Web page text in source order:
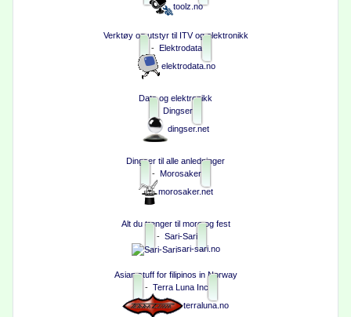
toolz.no
Verktøy og utstyr til ITV og elektronikk
- Elektrodata
elektrodata.no
Data og elektronikk
Dingser
dingser.net
Dingser til alle anledninger
- Morosaker
morosaker.net
Alt du trenger til moro og fest
- Sari-Sari
sari-sari.no
Asian stuff for filipinos in Norway
- Terra Luna Inc
terraluna.no